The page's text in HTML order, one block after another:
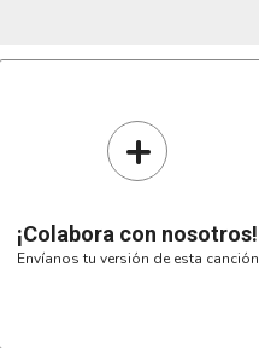
+
¡Colabora con nosotros!
Envíanos tu versión de esta canción